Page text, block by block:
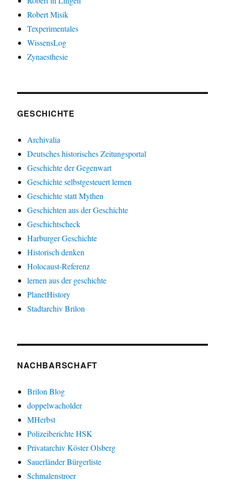
Robert Misik
Texperimentales
WissensLog
Zynaesthesie
GESCHICHTE
Archivalia
Deutsches historisches Zeitungsportal
Geschichte der Gegenwart
Geschichte selbstgesteuert lernen
Geschichte statt Mythen
Geschichten aus der Geschichte
Geschichtscheck
Harburger Geschichte
Historisch denken
Holocaust-Referenz
lernen aus der geschichte
PlanetHistory
Stadtarchiv Brilon
NACHBARSCHAFT
Brilon Blog
doppelwacholder
MHerbst
Polizeiberichte HSK
Privatarchiv Köster Olsberg
Sauerländer Bürgerliste
Schmalenstroer